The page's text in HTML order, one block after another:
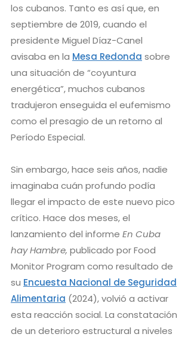
los cubanos. Tanto es así que, en
septiembre de 2019, cuando el
presidente Miguel Díaz-Canel
avisaba en la Mesa Redonda sobre
una situación de “coyuntura
energética”, muchos cubanos
tradujeron enseguida el eufemismo
como el presagio de un retorno al
Período Especial.
Sin embargo, hace seis años, nadie
imaginaba cuán profundo podía
llegar el impacto de este nuevo pico
crítico. Hace dos meses, el
lanzamiento del informe En Cuba
hay Hambre, publicado por Food
Monitor Program como resultado de
su Encuesta Nacional de Seguridad
Alimentaria (2024), volvió a activar
esta reacción social. La constatación
de un deterioro estructural a niveles